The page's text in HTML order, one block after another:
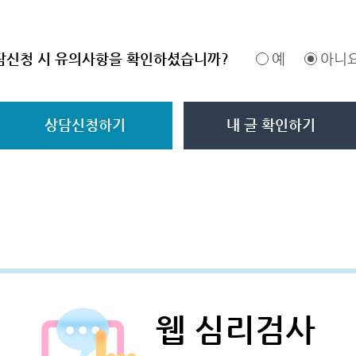
신청 시 유의사항을 확인하셨습니까? 예 아니
상담신청하기 내 글 확인하기
웹 심리검사